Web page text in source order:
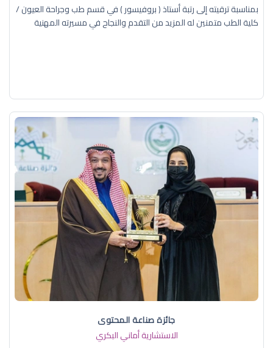
بمناسبة ترقيته إلى رتبة أستاذ ( بروفيسور ) في قسم طب وجراحة العيون /
كلية الطب متمنين له المزيد من التقدم والنجاح في مسيرته المهنية
جائزة صناعة المحتوى
الاستشارية أماني البكري